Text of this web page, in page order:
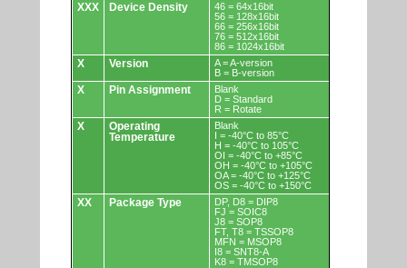
XXX Device Density
46 = 64x16bit
56 = 128x16bit
66 = 256x16bit
76 = 512x16bit
86 = 1024x16bit
X Version
A = A-version
B = B-version
X Pin Assignment
Blank
D = Standard
R = Rotate
X
Operating
Temperature
Blank
I = -40°C to 85°C
H = -40°C to 105°C
OI = -40°C to +85°C
OH = -40°C to +105°C
OA = -40°C to +125°C
OS = -40°C to +150°C
XX Package Type
DP, D8 = DIP8
FJ = SOIC8
J8 = SOP8
FT, T8 = TSSOP8
MFN = MSOP8
I8 = SNT8-A
K8 = TMSOP8